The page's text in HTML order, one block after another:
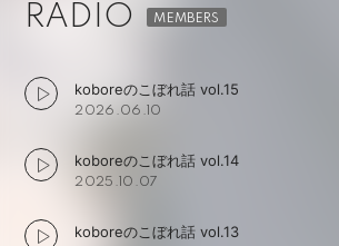
RADIO
koboreのこぼれ話 vol.15
2026.06.10
koboreのこぼれ話 vol.14
2025.10.07
koboreのこぼれ話 vol.13